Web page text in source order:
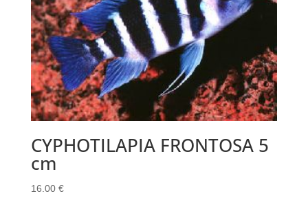
CYPHOTILAPIA FRONTOSA 5
cm
16.00 €